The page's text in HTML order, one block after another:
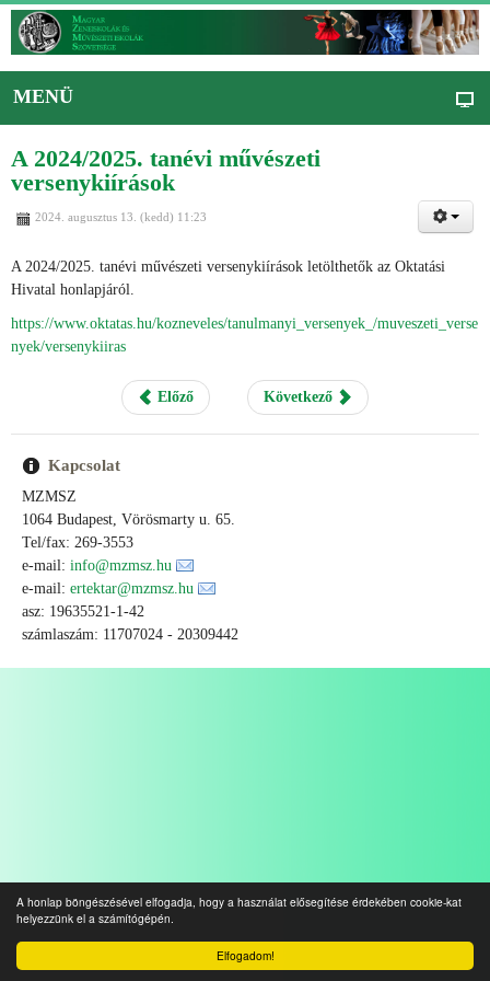
Elfogadom!
A honlap böngészésével elfogadja, hogy a használat elősegítése érdekében cookie-kat
helyezzünk el a számítógépén.
MENÜ
A 2024/2025. tanévi művészeti
versenykiírások
2024. augusztus 13. (kedd) 11:23
A 2024/2025. tanévi művészeti versenykiírások letölthetők az Oktatási
Hivatal honlapjáról.
https://www.oktatas.hu/kozneveles/tanulmanyi_versenyek_/muveszeti_verse
nyek/versenykiiras
Előző Következő
Kapcsolat
MZMSZ
1064 Budapest, Vörösmarty u. 65.
Tel/fax: 269-3553
e-mail: info@mzmsz.hu
e-mail: ertektar@mzmsz.hu
asz: 19635521-1-42
számlaszám: 11707024 - 20309442